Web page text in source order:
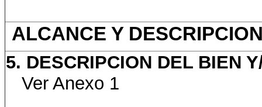
ALCANCE Y
5. DESCRIPCION DEL BIEN
Ver Anexo 1